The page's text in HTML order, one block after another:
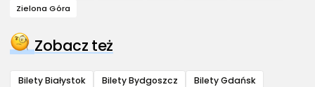
Zielona Góra
Zobacz też
Bilety Białystok Bilety Bydgoszcz
Bilety Gdańsk